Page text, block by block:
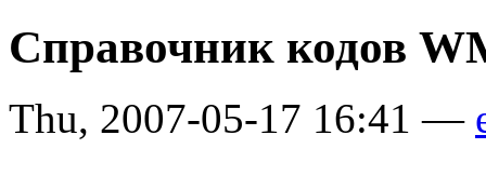
Справочник кодов
Thu, 2007-05-17 16:41 —